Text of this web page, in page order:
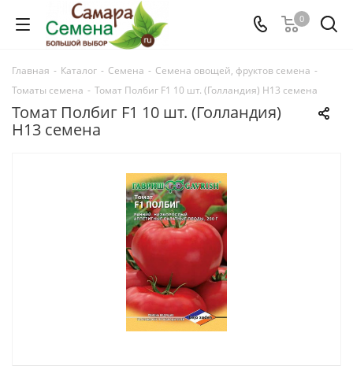
0
Главная - Каталог - Семена - Семена овощей, фруктов семена -
Томаты семена - Томат Полбиг F1 10 шт. (Голландия) Н13 семена
Томат Полбиг F1 10 шт. (Голландия)
Н13 семена